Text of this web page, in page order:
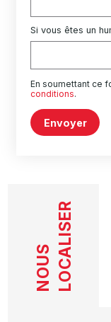
Si vous êtes un
En soumettant ce
conditions.
Envoyer
NOUS LOCALISER